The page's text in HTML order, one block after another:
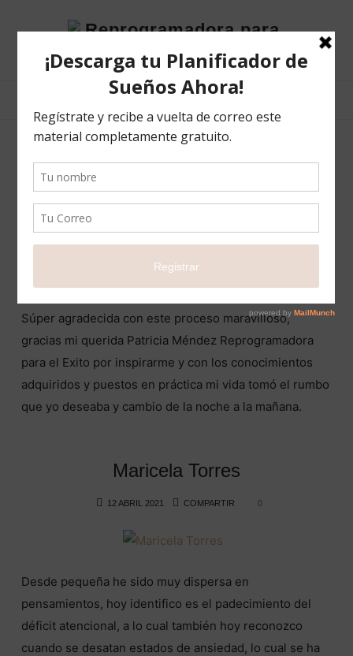
Reprogramadora
el
éxito
SP Testimonials
Gabriela Corella Mazariegos
28 MARZO 2022
Súper agradecida con este proceso maravilloso,
gracias mi querida Patricia Méndez Reprogramadora
para el Exito por inspirarme y con los conocimientos
adquiridos y puestos en práctica mi vida tomó el rumbo
que yo deseaba y cambio de la noche a la mañana.
Maricela Torres
12 ABRIL 2021 COMPARTIR 0
Desde pequeña he sido muy dispersa en
pensamientos, hoy identifico es el padecimiento del
déficit atencional, a lo cual también hoy reconozco
cuando se desatan estados de ansiedad, lo cual se ha